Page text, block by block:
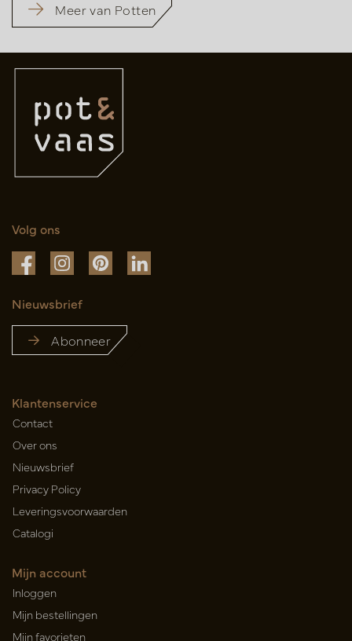
Meer van Potten
Volg ons
Nieuwsbrief
Abonneer
Klantenservice
Contact
Over ons
Nieuwsbrief
Privacy Policy
Leveringsvoorwaarden
Catalogi
Mijn account
Inloggen
Mijn bestellingen
Mijn favorieten